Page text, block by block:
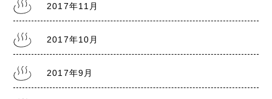
2017年11月
2017年10月
2017年9月